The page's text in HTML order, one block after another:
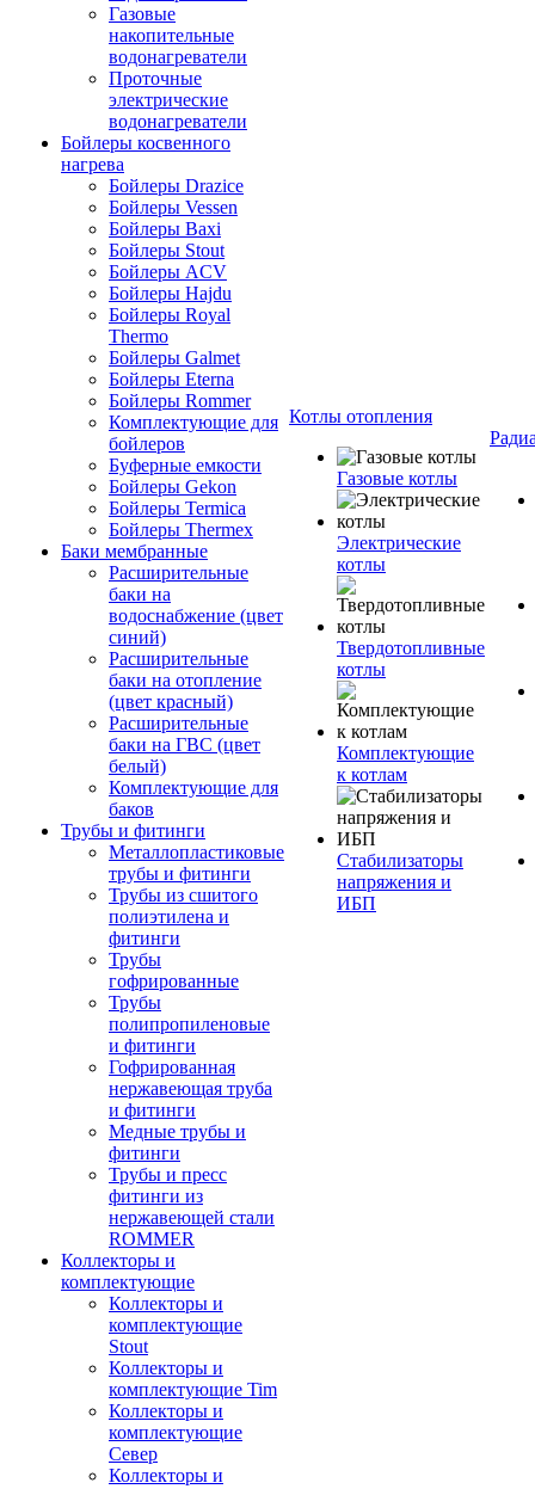
Газовые
накопительные
водонагреватели
Проточные
электрические
водонагреватели
Бойлеры косвенного
нагрева
Бойлеры Drazice
Бойлеры Vessen
Бойлеры Baxi
Бойлеры Stout
Бойлеры ACV
Бойлеры Hajdu
Бойлеры Royal
Thermo
Бойлеры Galmet
Бойлеры Eterna
Бойлеры Rommer
Комплектующие для
бойлеров
Буферные емкости
Бойлеры Gekon
Бойлеры Termica
Бойлеры Thermex
Баки мембранные
Расширительные
баки на
водоснабжение (цвет
синий)
Расширительные
баки на отопление
(цвет красный)
Расширительные
баки на ГВС (цвет
белый)
Комплектующие для
баков
Трубы и фитинги
Металлопластиковые
трубы и фитинги
Трубы из сшитого
полиэтилена и
фитинги
Трубы
гофрированные
Трубы
полипропиленовые
и фитинги
Гофрированная
нержавеющая труба
и фитинги
Медные трубы и
фитинги
Трубы и пресс
фитинги из
нержавеющей стали
ROMMER
Коллекторы и
комплектующие
Коллекторы и
комплектующие
Stout
Коллекторы и
комплектующие Tim
Коллекторы и
комплектующие
Север
Коллекторы и
Котлы отопления
Газовые котлы
Электрические
котлы
Твердотопливные
котлы
Комплектующие
к котлам
Стабилизаторы
напряжения и
ИБП